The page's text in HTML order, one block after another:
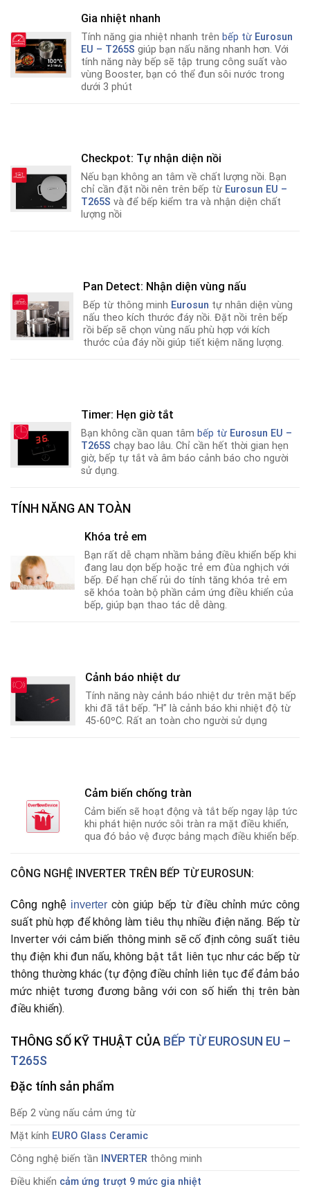
Gia nhiệt nhanh
Tính năng gia nhiệt nhanh trên bếp từ Eurosun
EU – T265S giúp bạn nấu năng nhanh hơn. Với
tính năng này bếp sẽ tập trung công suất vào
vùng Booster, bạn có thể đun sôi nước trong
dưới 3 phút
Checkpot: Tự nhận diện nồi
Nếu bạn không an tâm về chất lượng nồi. Bạn
chỉ cần đặt nồi nên trên bếp từ Eurosun EU –
T265S và để bếp kiểm tra và nhận diện chất
lượng nồi
Pan Detect: Nhận diện vùng nấu
Bếp từ thông minh Eurosun tự nhân diện vùng
nấu theo kích thước đáy nồi. Đặt nồi trên bếp
rồi bếp sẽ chọn vùng nấu phù hợp với kích
thước của đáy nồi giúp tiết kiệm năng lượng.
Timer: Hẹn giờ tắt
Bạn không cần quan tâm bếp từ Eurosun EU –
T265S chạy bao lâu. Chỉ cần hết thời gian hẹn
giờ, bếp tự tắt và âm báo cảnh báo cho người
sử dụng.
TÍNH NĂNG AN TOÀN
Khóa trẻ em
Bạn rất dễ chạm nhầm bảng điều khiển bếp khi
đang lau dọn bếp hoặc trẻ em đùa nghịch với
bếp. Để hạn chế rủi do tính tăng khóa trẻ em
sẽ khóa toàn bộ phần cảm ứng điều khiển của
bếp, giúp bạn thao tác dễ dàng.
Cảnh báo nhiệt dư
Tính năng này cảnh báo nhiệt dư trên mặt bếp
khi đã tắt bếp. “H” là cảnh báo khi nhiệt độ từ
45-60ºC. Rất an toàn cho người sử dụng
Cảm biến chống tràn
Cảm biến sẽ hoạt động và tắt bếp ngay lập tức
khi phát hiện nước sôi tràn ra mặt điều khiển,
qua đó bảo vệ được bảng mạch điều khiển bếp.
CÔNG NGHỆ INVERTER TRÊN BẾP TỪ EUROSUN:
Công nghệ inverter còn giúp bếp từ điều chỉnh mức công
suất phù hợp để không làm tiêu thụ nhiều điện năng. Bếp từ
Inverter với cảm biến thông minh sẽ cố định công suất tiêu
thụ điện khi đun nấu, không bật tắt liên tục như các bếp từ
thông thường khác (tự động điều chỉnh liên tục để đảm bảo
mức nhiệt tương đương bằng với con số hiển thị trên bàn
điều khiển).
THÔNG SỐ KỸ THUẬT CỦA BẾP TỪ EUROSUN EU –
T265S
Đặc tính sản phẩm
Bếp 2 vùng nấu cảm ứng từ
Mặt kính EURO Glass Ceramic
Công nghệ biến tần
INVERTER thông minh
Điều khiển cảm ứng trượt 9 mức gia nhiệt